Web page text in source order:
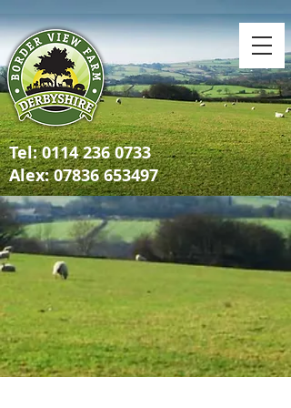
Tel:0114 236 0733
Alex: 07836 653497